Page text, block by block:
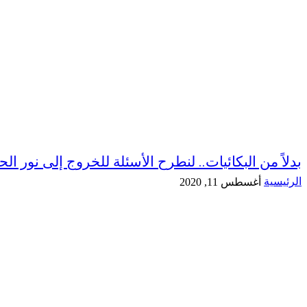
بدلاً من البكائيات.. لنطرح الأسئلة للخروج إلى نور
الرئيسية أغسطس 11, 2020